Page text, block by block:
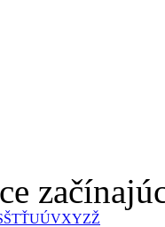
ŠTŤUÚVXYZŽ